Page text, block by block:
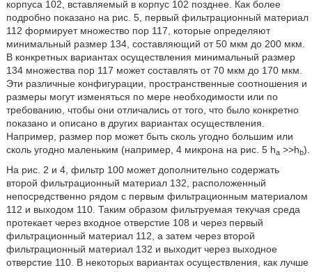
корпуса 102, вставляемый в корпус 102 позднее. Как более
подробно показано на рис. 5, первый фильтрационный материал
112 формирует множество пор 117, которые определяют
минимальный размер 134, составляющий от 50 мкм до 200 мкм.
В конкретных вариантах осуществления минимальный размер
134 множества пор 117 может составлять от 70 мкм до 170 мкм.
Эти различные конфигурации, пространственные соотношения и
размеры могут изменяться по мере необходимости или по
требованию, чтобы они отличались от того, что было конкретно
показано и описано в других вариантах осуществления.
Например, размер пор может быть сколь угодно большим или
сколь угодно маленьким (например, 4 микрона на рис. 5 ha>>hb).
На рис. 2 и 4, фильтр 100 может дополнительно содержать
второй фильтрационный материал 132, расположенный
непосредственно рядом с первым фильтрационным материалом
112 и выходом 110. Таким образом фильтруемая текучая среда
протекает через входное отверстие 108 и через первый
фильтрационный материал 112, а затем через второй
фильтрационный материал 132 и выходит через выходное
отверстие 110. В некоторых вариантах осуществления, как лучше